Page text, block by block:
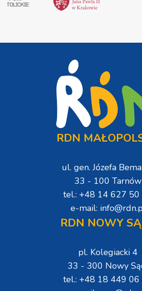
RDN
ul. gen. Józefa
33 - 100 Tarnów
tel.: +48 14 627 50
e-mail:
RDN NOWY
pl. Kolegiacki 4
33 - 300 Nowy
tel.: +48 18 449 06